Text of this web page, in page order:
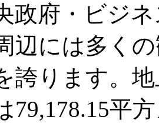
政府・ビジ
辺には多く
誇ります。
79,178.15平